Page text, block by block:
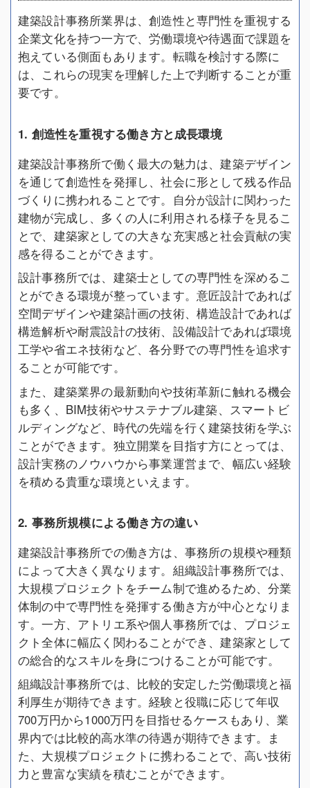
建築設計事務所業界は、創造性と専門性を重視する
企業文化を持つ一方で、労働環境や待遇面で課題を
抱えている側面もあります。転職を検討する際に
は、これらの現実を理解した上で判断することが重
要です。
1. 創造性を重視する働き方と成長環境
建築設計事務所で働く最大の魅力は、建築デザイン
を通じて創造性を発揮し、社会に形として残る作品
づくりに携われることです。自分が設計に関わった
建物が完成し、多くの人に利用される様子を見るこ
とで、建築家としての大きな充実感と社会貢献の実
感を得ることができます。
設計事務所では、建築士としての専門性を深めるこ
とができる環境が整っています。意匠設計であれば
空間デザインや建築計画の技術、構造設計であれば
構造解析や耐震設計の技術、設備設計であれば環境
工学や省エネ技術など、各分野での専門性を追求す
ることが可能です。
また、建築業界の最新動向や技術革新に触れる機会
も多く、BIM技術やサステナブル建築、スマートビ
ルディングなど、時代の先端を行く建築技術を学ぶ
ことができます。独立開業を目指す方にとっては、
設計実務のノウハウから事業運営まで、幅広い経験
を積める貴重な環境といえます。
2. 事務所規模による働き方の違い
建築設計事務所での働き方は、事務所の規模や種類
によって大きく異なります。組織設計事務所では、
大規模プロジェクトをチーム制で進めるため、分業
体制の中で専門性を発揮する働き方が中心となりま
す。一方、アトリエ系や個人事務所では、プロジェ
クト全体に幅広く関わることができ、建築家として
の総合的なスキルを身につけることが可能です。
組織設計事務所では、比較的安定した労働環境と福
利厚生が期待できます。経験と役職に応じて年収
700万円から1000万円を目指せるケースもあり、業
界内では比較的高水準の待遇が期待できます。ま
た、大規模プロジェクトに携わることで、高い技術
力と豊富な実績を積むことができます。